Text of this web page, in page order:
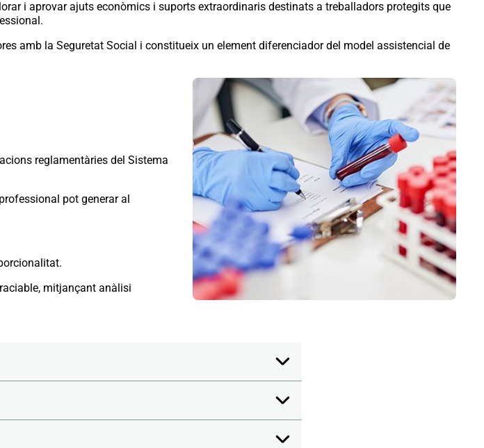
i aprovar ajuts econòmics i suports extraordinaris destinats a treballadors protegits que
amb la Seguretat Social i constitueix un element diferenciador del model assistencial de
reglamentàries del Sistema
pot generar al
mitjançant anàlisi